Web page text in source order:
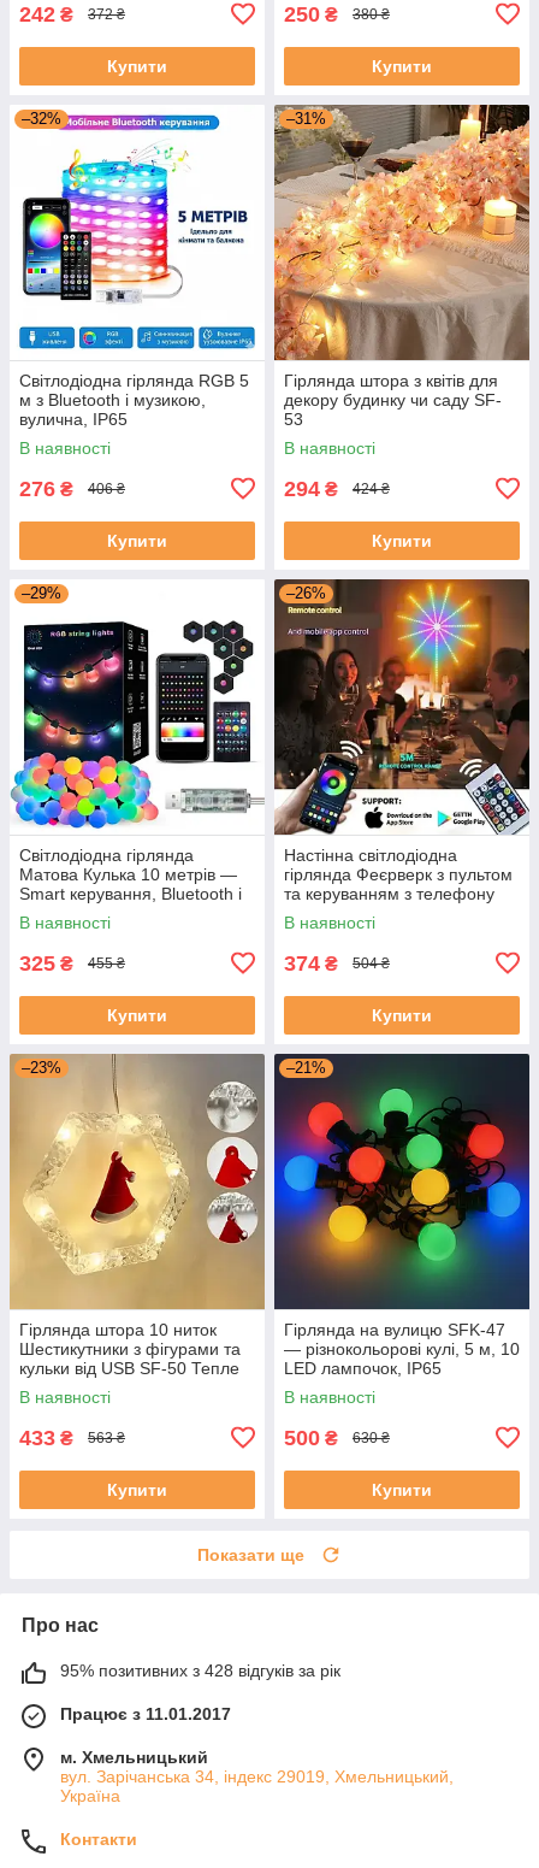
242 ₴ 372 ₴
Купити
250 ₴ 380 ₴
Купити
–32%
Світлодіодна гірлянда RGB 5
м з Bluetooth і музикою,
вулична, IP65
В наявності
276 ₴ 406 ₴
Купити
–31%
Гірлянда штора з квітів для
декору будинку чи саду SF-
53
В наявності
294 ₴ 424 ₴
Купити
–29%
Світлодіодна гірлянда
Матова Кулька 10 метрів —
Smart керування, Bluetooth і
пульт SFK-03
В наявності
325 ₴ 455 ₴
Купити
–26%
Настінна світлодіодна
гірлянда Феєрверк з пультом
та керуванням з телефону
SFK-18 Bluetooth USB 1+0.5м
В наявності
374 ₴ 504 ₴
Купити
–23%
Гірлянда штора 10 ниток
Шестикутники з фігурами та
кульки від USB SF-50 Тепле
світло
В наявності
433 ₴ 563 ₴
Купити
–21%
Гірлянда на вулицю SFK-47
— різнокольорові кулі, 5 м, 10
LED лампочок, IP65
В наявності
500 ₴ 630 ₴
Купити
Показати ще
Про нас
95% позитивних з 428 відгуків за рік
Працює з 11.01.2017
м. Хмельницький
вул. Зарічанська 34, індекс 29019, Хмельницький,
Україна
Контакти